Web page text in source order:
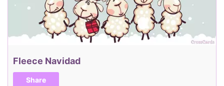
Fleece Navidad
Share